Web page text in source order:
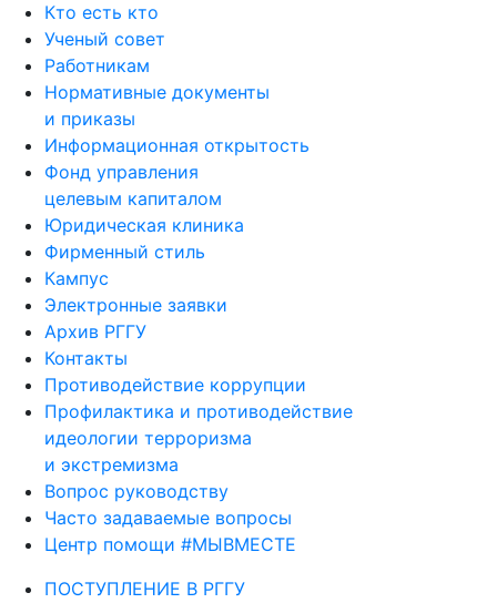
Кто есть кто
Ученый совет
Работникам
Нормативные документы
и приказы
Информационная открытость
Фонд управления
целевым капиталом
Юридическая клиника
Фирменный стиль
Кампус
Электронные заявки
Архив РГГУ
Контакты
Противодействие коррупции
Профилактика и противодействие
идеологии терроризма
и экстремизма
Вопрос руководству
Часто задаваемые вопросы
Центр помощи #МЫВМЕСТЕ
ПОСТУПЛЕНИЕ В РГГУ